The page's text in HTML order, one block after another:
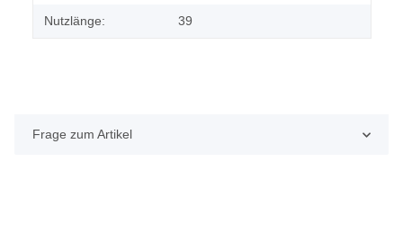
Nutzlänge: 39
Frage zum Artikel